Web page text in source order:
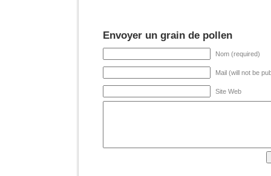
Envoyer un grain de pollen
Nom (required)
Mail (will not be
Site Web